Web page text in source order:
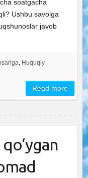
soatgacha
Ushbu savolga
javob
, Huquqiy
Read more